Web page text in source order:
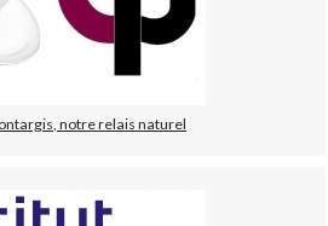
notre relais naturel